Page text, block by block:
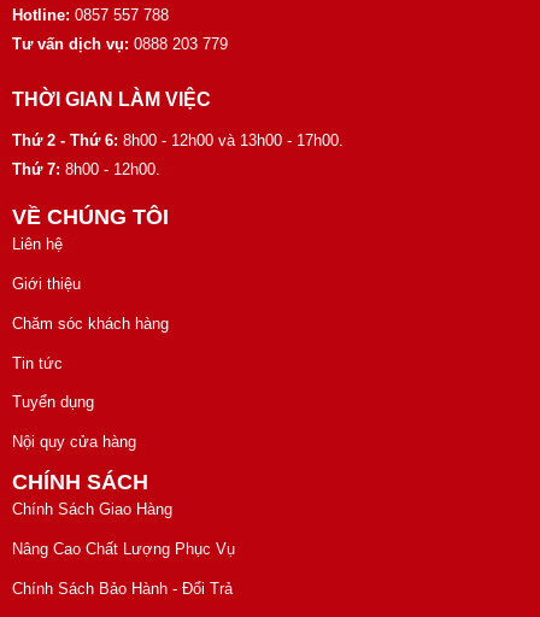
Hotline: 0857 557 788
Tư vấn dịch vụ: 0888 203 779
THỜI GIAN LÀM VIỆC
Thứ 2 - Thứ 6: 8h00 - 12h00 và 13h00 - 17h00.
Thứ 7: 8h00 - 12h00.
VỀ CHÚNG TÔI
Liên hệ
Giới thiệu
Chăm sóc khách hàng
Tin tức
Tuyển dụng
Nội quy cửa hàng
CHÍNH SÁCH
Chính Sách Giao Hàng
Nâng Cao Chất Lượng Phục Vụ
Chính Sách Bảo Hành - Đổi Trả